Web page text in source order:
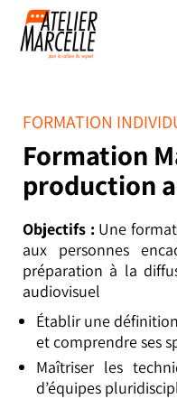
FORMATION
Formation
production
Objectifs : Une
aux personnes
préparation à la
audiovisuel
Établir une
et comprendre ses
Maîtriser les
d’équipes